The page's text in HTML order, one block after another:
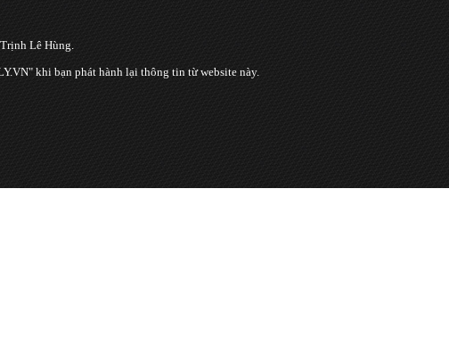
Lê Hùng.
khi bạn phát hành lại thông tin từ website này.